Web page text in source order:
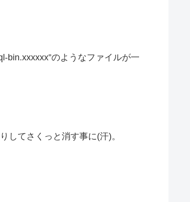
bin.xxxxxx”のようなファイルが一
してさくっと消す事に(汗)。